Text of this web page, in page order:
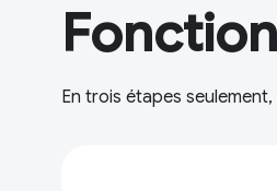
En trois étapes